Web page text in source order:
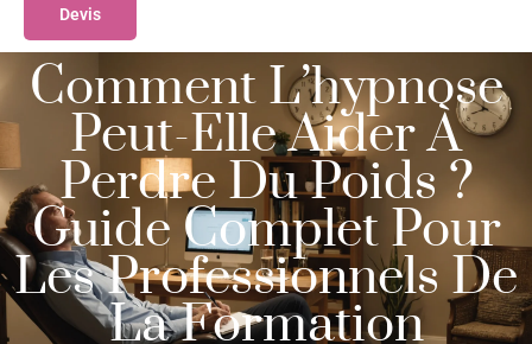
Devis
Comment L’hypnose
Peut-Elle Aider À
Perdre Du Poids ?
Guide Complet Pour
Les Professionnels De
La Formation